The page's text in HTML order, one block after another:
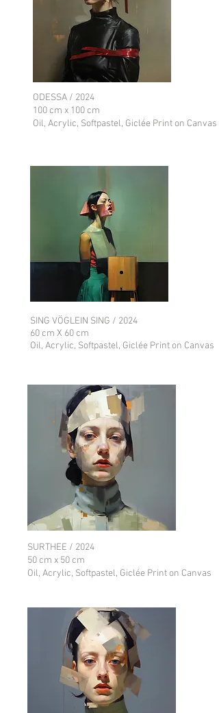
ODESSA / 2024
100 cm x 100 cm
Oil, Acrylic, Softpastel, Giclée Print on Canvas
SING VÖGLEIN SING / 2024
60 cm X 60 cm
Oil, Acrylic, Softpastel, Giclée Print on Canvas
SURTHEE / 2024
50 cm x 50 cm
Oil, Acrylic, Softpastel, Giclée Print on Canvas